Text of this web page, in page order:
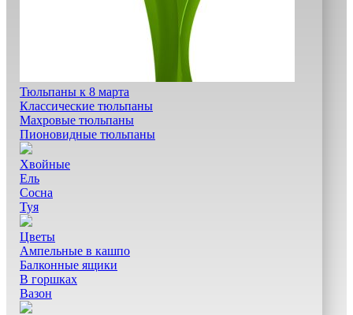
Тюльпаны к 8 марта
Классические тюльпаны
Махровые тюльпаны
Пионовидные тюльпаны
Хвойные
Ель
Сосна
Туя
Цветы
Ампельные в кашпо
Балконные ящики
В горшках
Вазон